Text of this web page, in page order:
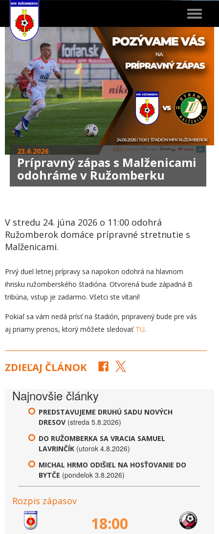
Toggle
23.6.2026
Prípravný zápas s Malženicami
odohráme v Ružomberku
V stredu 24. júna 2026 o 11:00 odohrá
Ružomberok domáce prípravné stretnutie s
Malženicami.
Prvý duel letnej prípravy sa napokon odohrá na hlavnom
ihrisku ružomberského štadióna. Otvorená bude západná B
tribúna, vstup je zadarmo. Všetci ste vítaní!
Pokiaľ sa vám nedá prísť na štadión, pripravený bude pre vás
aj priamy prenos, ktorý môžete sledovaťTU.
ZDIEĽAJ ČLÁNOK
Najnovšie články
PREDSTAVUJEME DRUHÚ SADU NOVÝCH
DRESOV (streda 5.8.2026)
DO RUŽOMBERKA SA VRACIA SAMUEL
LAVRINČÍK (utorok 4.8.2026)
MICHAL HRMO ODIŠIEL NA HOSŤOVANIE DO
BYTČE (pondelok 3.8.2026)
Rozpis zápasov
18:00